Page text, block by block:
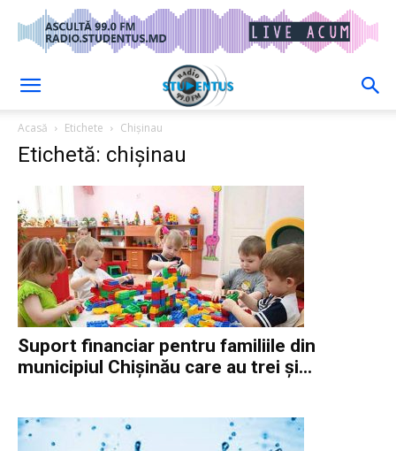
Acasă Etichete Chișinau
Etichetă: chișinau
Suport financiar pentru familiile din
municipiul Chișinău care au trei și...